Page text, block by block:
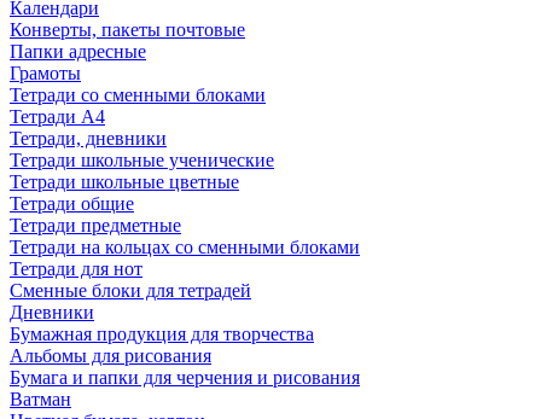
Календари
Конверты, пакеты почтовые
Папки адресные
Грамоты
Тетради со сменными блоками
Тетради А4
Тетради, дневники
Тетради школьные ученические
Тетради школьные цветные
Тетради общие
Тетради предметные
Тетради на кольцах со сменными блоками
Тетради для нот
Сменные блоки для тетрадей
Дневники
Бумажная продукция для творчества
Альбомы для рисования
Бумага и папки для черчения и рисования
Ватман